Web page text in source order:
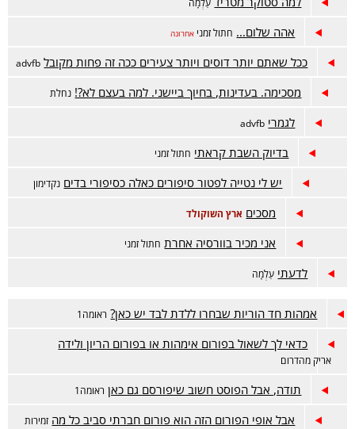
אהה שלום... חתול זמני אחרונה
ככל שאתם יותר דוסים ויותר צעירים ככה זה פחות מקובל advfb
מסכימה. בעדינות, בחיוך ביישני. למה בעצם לא?! נחלת
לגמרי advfb
בדיוק השבת קראתי חתול זמני
יש לי נטייה לפטור סיפורים כאלה כסיפורי בדים נקדימון
מסכים ארץ השוקולד
אני מכיר בוורסיה אחרת חתול זמני
לדעתי עַלְמָה
אמהות חד הוריות שבחרו ללדת לבד יש כאן? ראומה1
כדאי לך לשאול בפורום אימהות או בפורום הריון ולידה
אריק מהדרום
תודה, אבל הפוסט חשוב שיפורסם גם כאן ראומה1
אבל אופי הפורום הזה הוא פורום חברתי סביב כל מה זמירות